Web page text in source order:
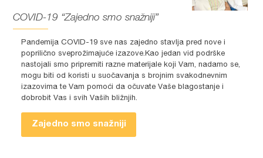
COVID-19 “Zajedno smo snažniji”
Pandemija COVID-19 sve nas zajedno stavlja pred nove i
poprilično sveprožimajuće izazove.Kao jedan vid podrške
nastojali smo pripremiti razne materijale koji Vam, nadamo se,
mogu biti od koristi u suočavanja s brojnim svakodnevnim
izazovima te Vam pomoći da očuvate Vaše blagostanje i
dobrobit Vas i svih Vaših bližnjih.
Zajedno smo snažniji